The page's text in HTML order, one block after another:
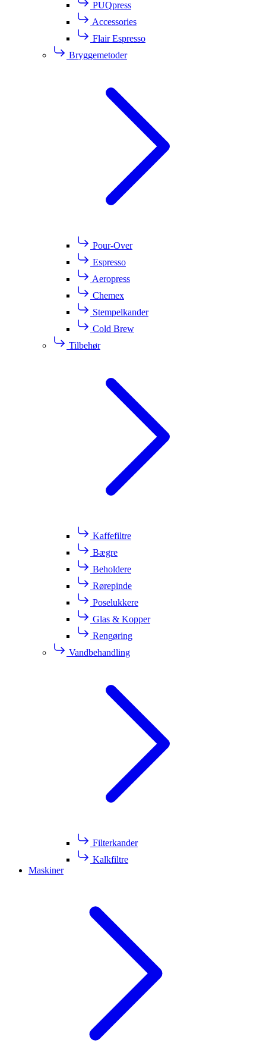
PUQpress
Accessories
Flair Espresso
Bryggemetoder
Pour-Over
Espresso
Aeropress
Chemex
Stempelkander
Cold Brew
Tilbehør
Kaffefiltre
Bægre
Beholdere
Rørepinde
Poselukkere
Glas & Kopper
Rengøring
Vandbehandling
Filterkander
Kalkfiltre
Maskiner